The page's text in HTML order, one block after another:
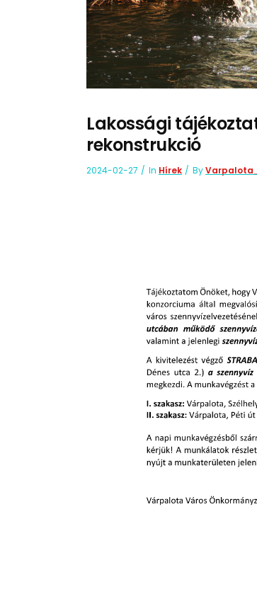
Lakossági
rekonstrukció
2024-02-27 In Hírek By